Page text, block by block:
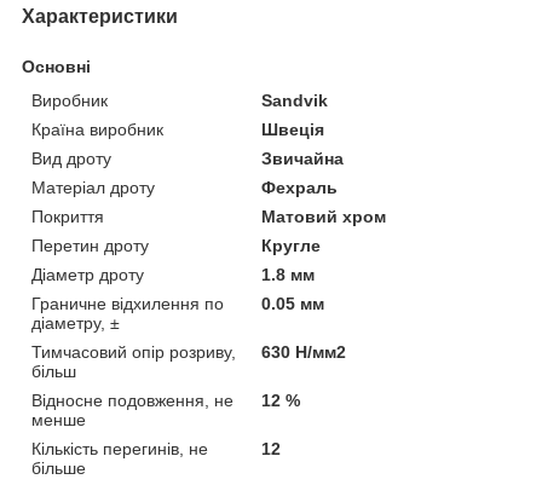
Характеристики
Основні
Виробник
Sandvik
Країна виробник
Швеція
Вид дроту
Звичайна
Матеріал дроту
Фехраль
Покриття
Матовий хром
Перетин дроту
Кругле
Діаметр дроту
1.8 мм
Граничне відхилення по
діаметру, ±
0.05 мм
Тимчасовий опір розриву,
більш
630 Н/мм2
Відносне подовження, не
менше
12 %
Кількість перегинів, не
більше
12